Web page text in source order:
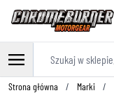
Przejdź do treści
Strona główna / Marki /